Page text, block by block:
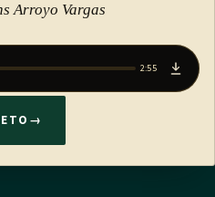
Arroyo Vargas
2:55
→